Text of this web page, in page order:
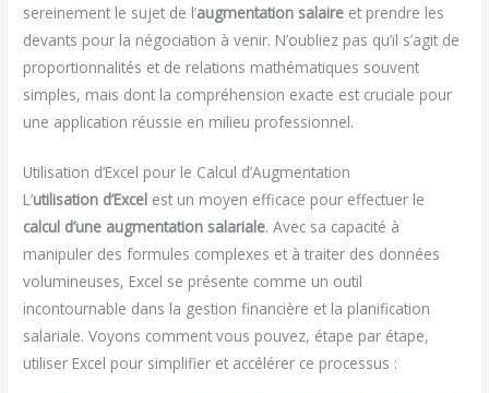
sereinement le sujet de l’augmentation salaire et prendre les
devants pour la négociation à venir. N’oubliez pas qu’il s’agit de
proportionnalités et de relations mathématiques souvent
simples, mais dont la compréhension exacte est cruciale pour
une application réussie en milieu professionnel.
Utilisation d’Excel pour le Calcul d’Augmentation
L’utilisation d’Excel est un moyen efficace pour effectuer le
calcul d’une augmentation salariale. Avec sa capacité à
manipuler des formules complexes et à traiter des données
volumineuses, Excel se présente comme un outil
incontournable dans la gestion financière et la planification
salariale. Voyons comment vous pouvez, étape par étape,
utiliser Excel pour simplifier et accélérer ce processus :